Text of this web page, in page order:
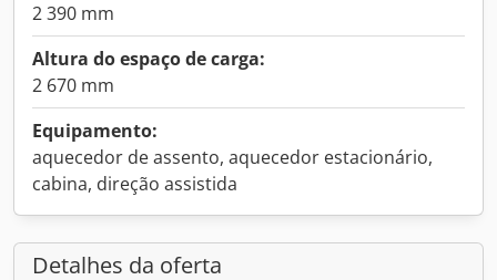
2 390 mm
Altura do espaço de carga:
2 670 mm
Equipamento:
aquecedor de assento, aquecedor estacionário,
cabina, direção assistida
Detalhes da oferta